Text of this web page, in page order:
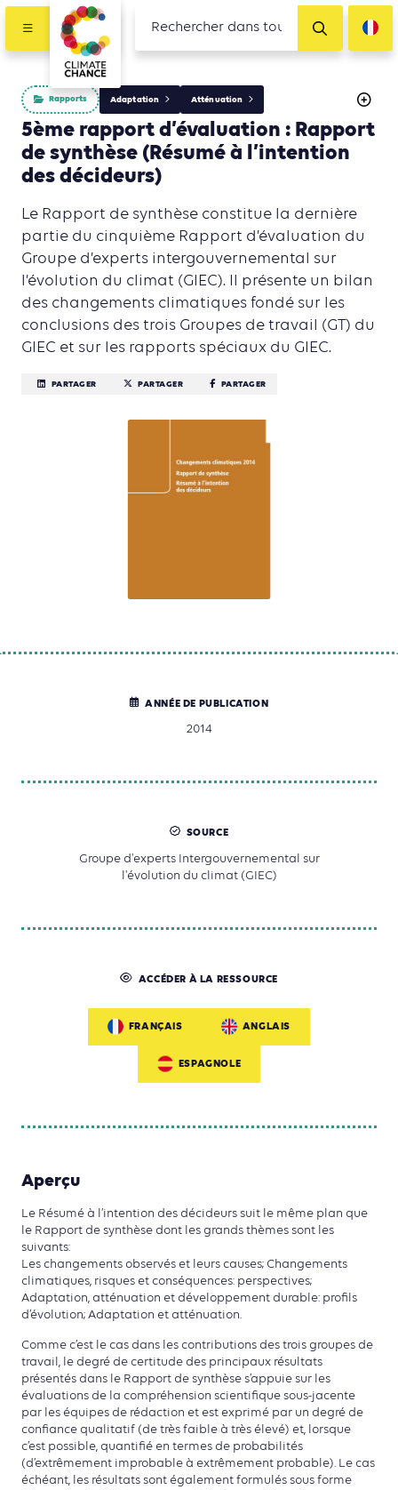
Rapports Adaptation Atténuation
5ème rapport d’évaluation : Rapport
de synthèse (Résumé à l’intention
des décideurs)
Le Rapport de synthèse constitue la dernière
partie du cinquième Rapport d’évaluation du
Groupe d’experts intergouvernemental sur
l’évolution du climat (GIEC). Il présente un bilan
des changements climatiques fondé sur les
conclusions des trois Groupes de travail (GT) du
GIEC et sur les rapports spéciaux du GIEC.
PARTAGER PARTAGER PARTAGER
ANNÉE DE PUBLICATION
2014
SOURCE
Groupe d'experts Intergouvernemental sur
l'évolution du climat (GIEC)
ACCÉDER À LA RESSOURCE
FRANÇAIS ANGLAIS
ESPAGNOLE
Aperçu
Le Résumé à l’intention des décideurs suit le même plan que
le Rapport de synthèse dont les grands thèmes sont les
suivants:
Les changements observés et leurs causes; Changements
climatiques, risques et conséquences: perspectives;
Adaptation, atténuation et développement durable: profils
d’évolution; Adaptation et atténuation.
Comme c’est le cas dans les contributions des trois groupes de
travail, le degré de certitude des principaux résultats
présentés dans le Rapport de synthèse s’appuie sur les
évaluations de la compréhension scientifique sous-jacente
par les équipes de rédaction et est exprimé par un degré de
confiance qualitatif (de très faible à très élevé) et, lorsque
c’est possible, quantifié en termes de probabilités
(d’extrêmement improbable à extrêmement probable). Le cas
échéant, les résultats sont également formulés sous forme